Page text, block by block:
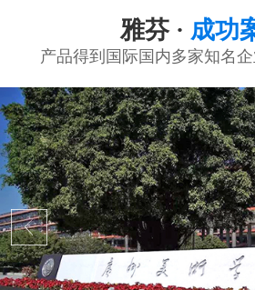
雅芬 · 成功
产品得到国际国内多家知名